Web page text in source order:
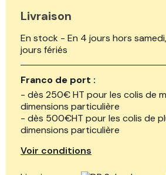
Livraison
En stock - En 4 jours hors
jours fériés
Franco de port :
- dès 250€ HT pour les colis de
dimensions particulière
- dès 500€HT pour les colis de
dimensions particulière
Voir conditions